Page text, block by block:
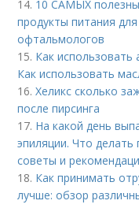
14. 10 САМЫХ
продукты питания
офтальмологов
15. Как использовать
Как использовать
16.Хеликс сколько
после пирсинга
17. На какой день
эпиляции. Что делать
советы и
18. Как принимать
лучше: обзор